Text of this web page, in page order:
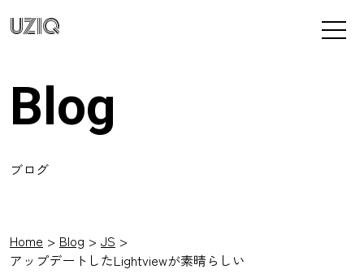
UZIQ
Blog
ブログ
Home Blog
JS
アップデートしたLightviewが素晴らしい